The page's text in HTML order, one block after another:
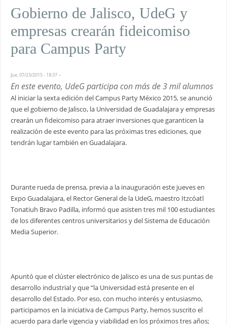
Gobierno de Jalisco, UdeG y
empresas crearán fideicomiso
para Campus Party
Jue, 07/23/2015 - 18:37--
En este evento, UdeG participa con más de 3 mil alumnos
Al iniciar la sexta edición del Campus Party México 2015, se anunció
que el gobierno de Jalisco, la Universidad de Guadalajara y empresas
crearán un fideicomiso para atraer inversiones que garanticen la
realización de este evento para las próximas tres ediciones, que
tendrán lugar también en Guadalajara.
Durante rueda de prensa, previa a la inauguración este jueves en
Expo Guadalajara, el Rector General de la UdeG, maestro Itzcóatl
Tonatiuh Bravo Padilla, informó que asisten tres mil 100 estudiantes
de los diferentes centros universitarios y del Sistema de Educación
Media Superior.
Apuntó que el clúster electrónico de Jalisco es una de sus puntas de
desarrollo industrial y que “la Universidad está presente en el
desarrollo del Estado. Por eso, con mucho interés y entusiasmo,
participamos en la iniciativa de Campus Party, hemos suscrito el
acuerdo para darle vigencia y viabilidad en los próximos tres años;